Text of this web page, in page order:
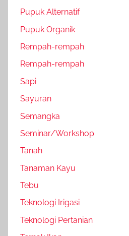
Pupuk Alternatif
Pupuk Organik
Rempah-rempah
Rempah-rempah
Sapi
Sayuran
Semangka
Seminar/Workshop
Tanah
Tanaman Kayu
Tebu
Teknologi Irigasi
Teknologi Pertanian